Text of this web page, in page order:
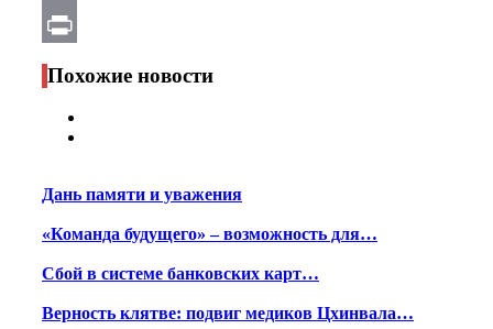
Email
Print
Похожие новости
Дань памяти и уважения
«Команда будущего» – возможность для…
Сбой в системе банковских карт…
Верность клятве: подвиг медиков Цхинвала…